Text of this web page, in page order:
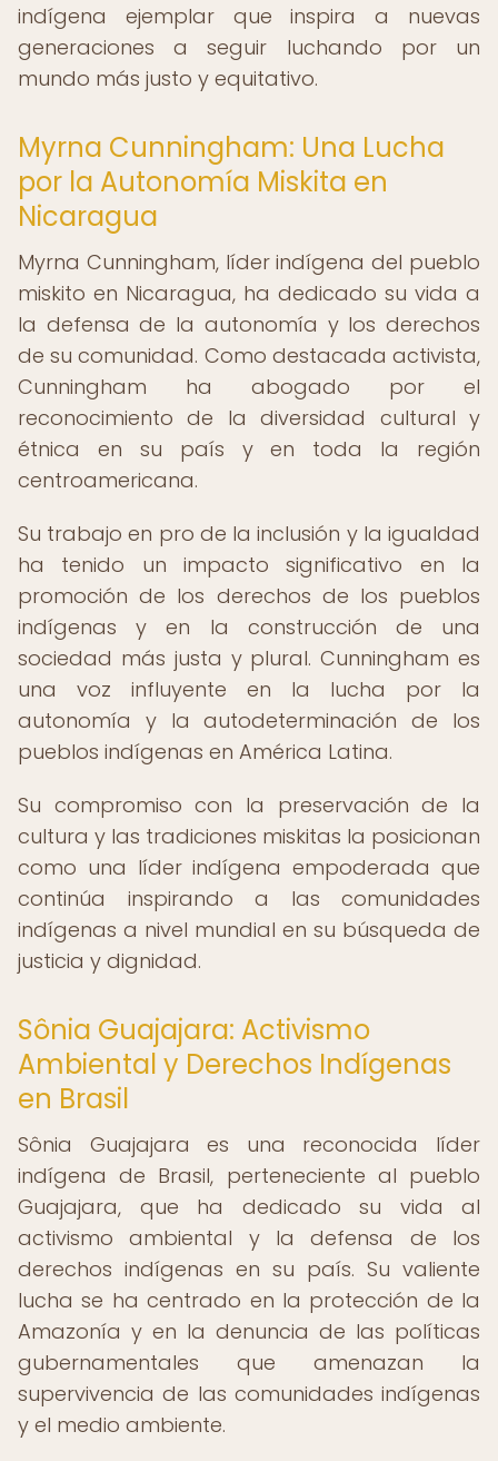
indígena ejemplar que inspira a nuevas
generaciones a seguir luchando por un
mundo más justo y equitativo.
Myrna Cunningham: Una Lucha
por la Autonomía Miskita en
Nicaragua
Myrna Cunningham, líder indígena del pueblo
miskito en Nicaragua, ha dedicado su vida a
la defensa de la autonomía y los derechos
de su comunidad. Como destacada activista,
Cunningham ha abogado por el
reconocimiento de la diversidad cultural y
étnica en su país y en toda la región
centroamericana.
Su trabajo en pro de la inclusión y la igualdad
ha tenido un impacto significativo en la
promoción de los derechos de los pueblos
indígenas y en la construcción de una
sociedad más justa y plural. Cunningham es
una voz influyente en la lucha por la
autonomía y la autodeterminación de los
pueblos indígenas en América Latina.
Su compromiso con la preservación de la
cultura y las tradiciones miskitas la posicionan
como una líder indígena empoderada que
continúa inspirando a las comunidades
indígenas a nivel mundial en su búsqueda de
justicia y dignidad.
Sônia Guajajara: Activismo
Ambiental y Derechos Indígenas
en Brasil
Sônia Guajajara es una reconocida líder
indígena de Brasil, perteneciente al pueblo
Guajajara, que ha dedicado su vida al
activismo ambiental y la defensa de los
derechos indígenas en su país. Su valiente
lucha se ha centrado en la protección de la
Amazonía y en la denuncia de las políticas
gubernamentales que amenazan la
supervivencia de las comunidades indígenas
y el medio ambiente.